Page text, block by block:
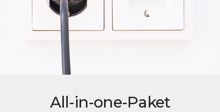
All-in-one-Paket